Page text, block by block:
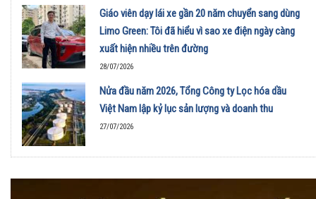
Giáo viên dạy lái xe gần 20 năm chuyển sang dùng
Limo Green: Tôi đã hiểu vì sao xe điện ngày càng
xuất hiện nhiều trên đường
28/07/2026
Nửa đầu năm 2026, Tổng Công ty Lọc hóa dầu
Việt Nam lập kỷ lục sản lượng và doanh thu
27/07/2026